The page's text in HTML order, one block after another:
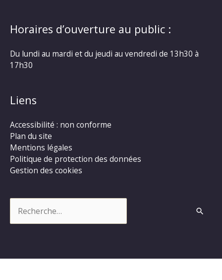
Horaires d’ouverture au public :
Du lundi au mardi et du jeudi au vendredi de 13h30 à
17h30
Liens
Accessibilité : non conforme
Plan du site
Mentions légales
Politique de protection des données
Gestion des cookies